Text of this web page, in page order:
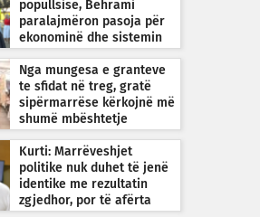
popullsisë, Behrami
paralajmëron pasoja për
ekonominë dhe sistemin
Nga mungesa e granteve
te sfidat në treg, gratë
sipërmarrëse kërkojnë më
shumë mbështetje
Kurti: Marrëveshjet
politike nuk duhet të jenë
identike me rezultatin
zgjedhor, por të afërta